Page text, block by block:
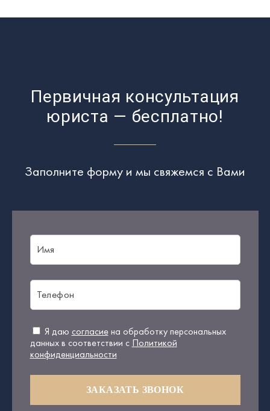
Первичная консультация
юриста — бесплатно!
Заполните форму и мы свяжемся с Вами
Я даю согласиена обработку персональных
данных в соответствии с Политикой
конфиденциальности
ЗАКАЗАТЬ ЗВОНОК